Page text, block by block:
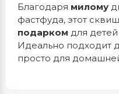
Благодаря милому
фастфуда, этот
подарком для детей
Идеально подходит
просто для